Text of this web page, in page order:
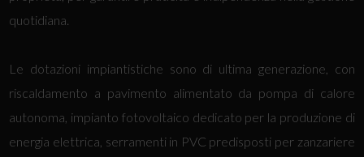
quotidiana.
Le dotazioni impiantistiche sono di ultima generazione, con
riscaldamento a pavimento alimentato da pompa di calore
autonoma, impianto fotovoltaico dedicato per la produzione di
energia elettrica, serramenti in PVC predisposti per zanzariere